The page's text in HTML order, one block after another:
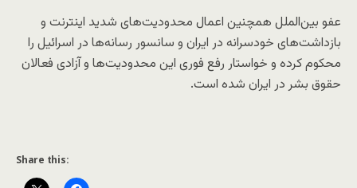
عفو بین‌الملل همچنین اعمال محدودیت‌های شدید اینترنت و
بازداشت‌های خودسرانه در ایران و سانسور رسانه‌ها در اسرائیل را
محکوم کرده و خواستار رفع فوری این محدودیت‌ها و آزادی فعالان
حقوق بشر در ایران شده است.
Share this: